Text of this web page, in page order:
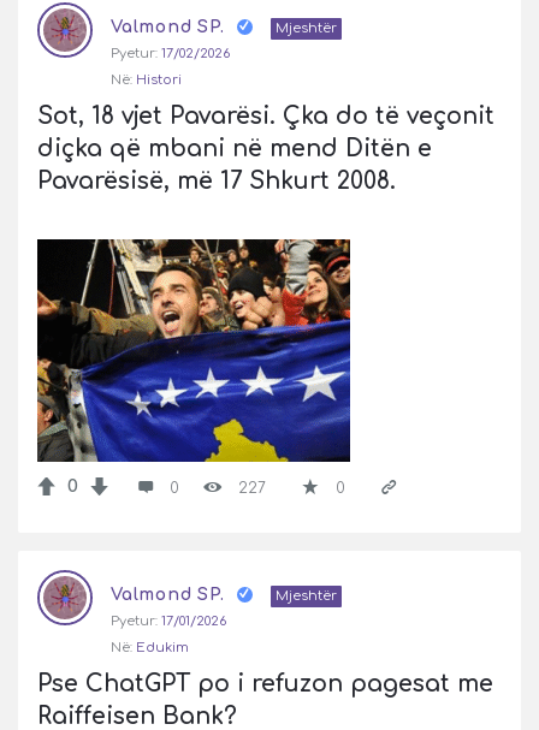
Valmond SP.
Mjeshtër
Pyetur: 17/02/2026
Në: Histori
Sot, 18 vjet Pavarësi. Çka do të veçonit
diçka që mbani në mend Ditën e
Pavarësisë, më 17 Shkurt 2008.
0 0 227 0
Valmond SP.
Mjeshtër
Pyetur: 17/01/2026
Në: Edukim
Pse ChatGPT po i refuzon pagesat me
Raiffeisen Bank?